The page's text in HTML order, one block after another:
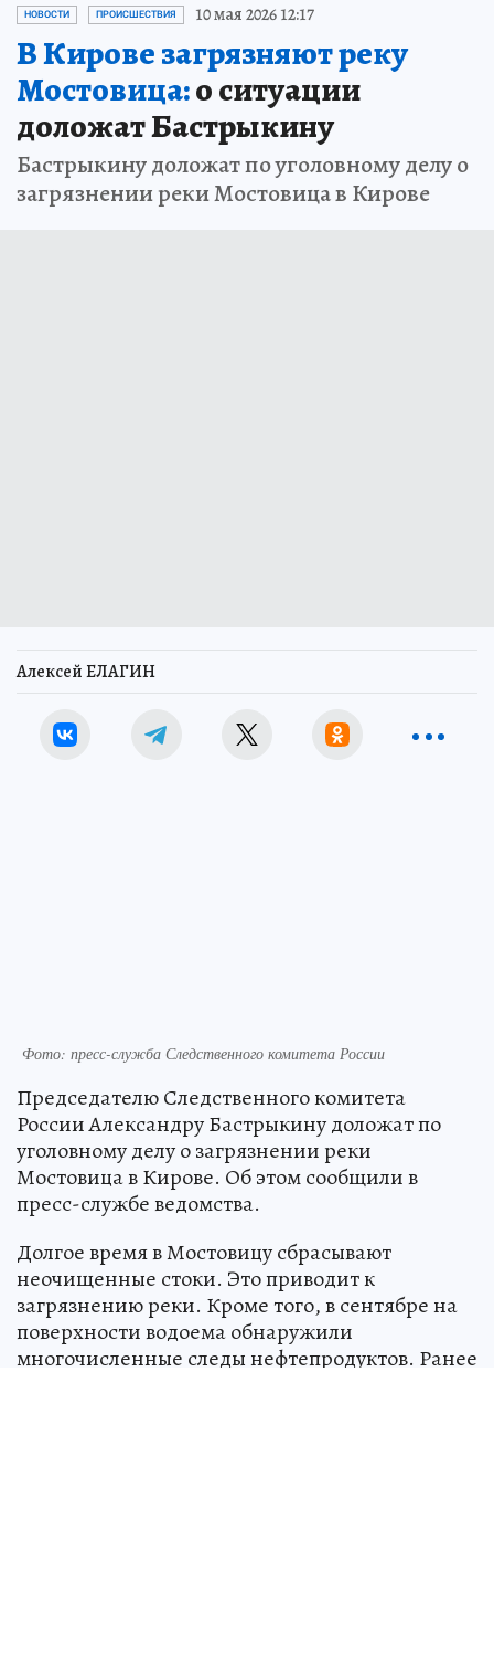
НОВОСТИ ПРОИСШЕСТВИЯ 10 мая 2026 12:17
В Кирове загрязняют реку
Мостовица:о ситуации
доложат Бастрыкину
Бастрыкину доложат по уголовному делу о
загрязнении реки Мостовица в Кирове
Алексей ЕЛАГИН
Фото: пресс-служба Следственного комитета России
Председателю Следственного комитета
России Александру Бастрыкину доложат по
уголовному делу о загрязнении реки
Мостовица в Кирове. Об этом сообщили в
пресс-службе ведомства.
Долгое время в Мостовицу сбрасывают
неочищенные стоки. Это приводит к
загрязнению реки. Кроме того, в сентябре на
поверхности водоема обнаружили
многочисленные следы нефтепродуктов. Ранее